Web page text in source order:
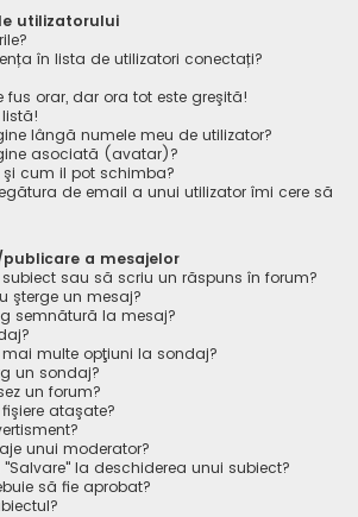
utilizatorului
în lista de utilizatori conectați?
orar, dar ora tot este greşită!
lângă numele meu de utilizator?
asociată (avatar)?
cum il pot schimba?
de email a unui utilizator îmi cere să
a mesajelor
sau să scriu un răspuns în forum?
şterge un mesaj?
semnătură la mesaj?
multe opţiuni la sondaj?
un sondaj?
un forum?
ataşate?
unui moderator?
la deschiderea unui subiect?
să fie aprobat?